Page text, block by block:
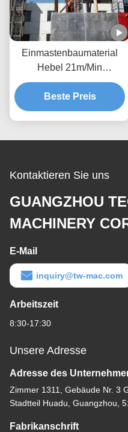
Einmastenbaumaterial
Hebel 21m/Min
Außenbaulift
Beste Preis
Kontaktieren Sie uns
GUANGZHOU
MACHINERY
E-Mail
inquiry@tw-mac.com
Arbeitszeit
8:30-17:30
Unsere Adresse
Adresse des
Zimmer 1311, Gebäude Nr. 3
Stadtteil Huadu, Guangzhou,
Fabrikanschrift